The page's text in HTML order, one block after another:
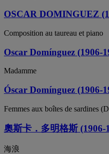
OSCAR DOMINGUEZ
Composition au taureau et piano
Oscar Domínguez (1906-
Madamme
Óscar Domínguez (1906-
Femmes aux boîtes de sardines
奧斯卡．多明格斯 (1906-
海浪